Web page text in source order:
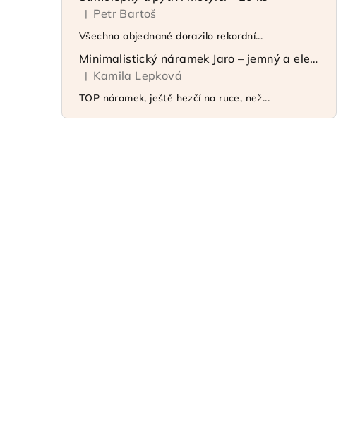
Hodnocení produktu je 5 z 5 hvězdiček.
| Petr Bartoš
Všechno objednané dorazilo rekordní...
Minimalistický náramek Jaro – jemný a elegantní
Hodnocení produktu je 5 z 5 hvězdiček.
| Kamila Lepková
TOP náramek, ještě hezčí na ruce, než...